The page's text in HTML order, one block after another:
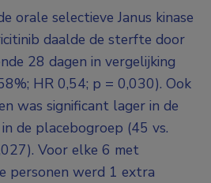
orale selectieve Janus kinase
daalde de sterfte door
28 dagen in vergelijking
HR 0,54; p = 0,030). Ook
was significant lager in de
de placebogroep (45 vs.
Voor elke 6 met
personen werd 1 extra